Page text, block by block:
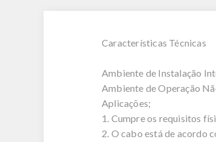
Características Técnicas
Ambiente de Instalação
Ambiente de Operação
Aplicações;
1. Cumpre os requisitos
2. O cabo está de acordo